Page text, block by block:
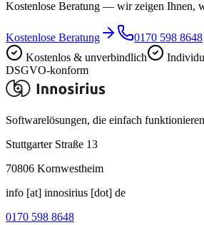
Kostenlose Beratung — wir zeigen Ihnen,
Kostenlose Beratung
0170 598 8648
Kostenlos & unverbindlich
DSGVO-konform
Softwarelösungen, die einfach
Stuttgarter Straße 13
70806 Kornwestheim
info [at] innosirius [dot] de
0170 598 8648